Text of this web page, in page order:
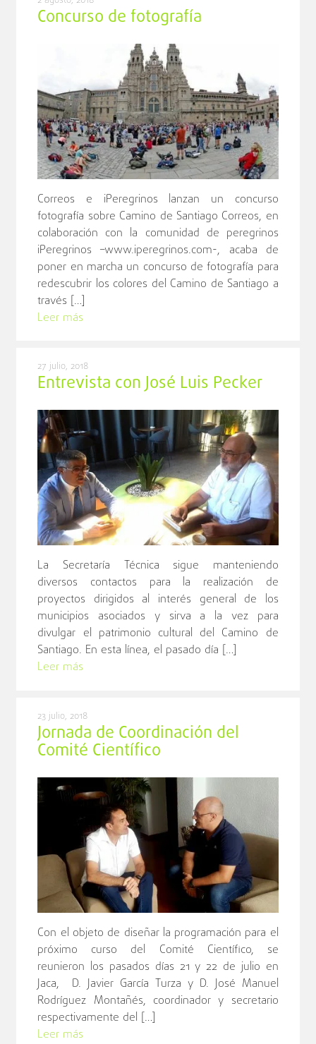
Concurso de fotografía
Correos e iPeregrinos lanzan un concurso
fotografía sobre Camino de Santiago Correos, en
colaboración con la comunidad de peregrinos
iPeregrinos –www.iperegrinos.com-, acaba de
poner en marcha un concurso de fotografía para
redescubrir los colores del Camino de Santiago a
través […]
Leer más
27 julio, 2018
Entrevista con José Luis Pecker
La Secretaría Técnica sigue manteniendo
diversos contactos para la realización de
proyectos dirigidos al interés general de los
municipios asociados y sirva a la vez para
divulgar el patrimonio cultural del Camino de
Santiago. En esta línea, el pasado día […]
Leer más
23 julio, 2018
Jornada de Coordinación del
Comité Científico
Con el objeto de diseñar la programación para el
próximo curso del Comité Científico, se
reunieron los pasados días 21 y 22 de julio en
Jaca, D. Javier García Turza y D. José Manuel
Rodríguez Montañés, coordinador y secretario
respectivamente del […]
Leer más